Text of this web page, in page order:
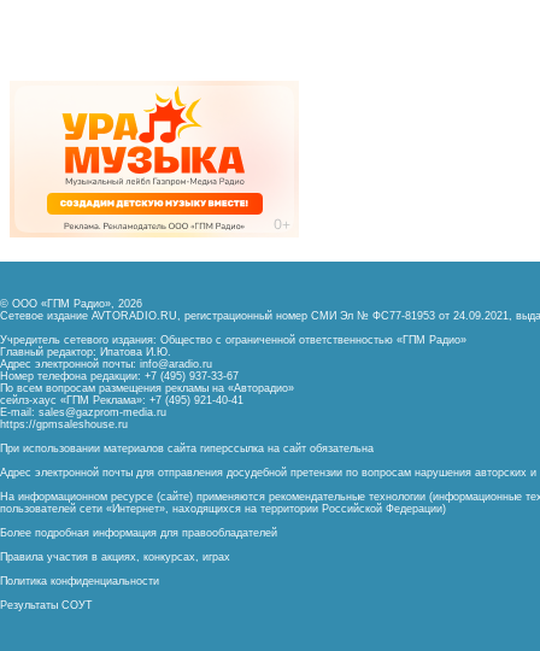
© ООО «ГПМ Радио», 2026
Сетевое издание AVTORADIO.RU, регистрационный номер СМИ Эл № ФС77-81953 от 24.09.2021,
Учредитель сетевого издания: Общество с ограниченной ответственностью «ГПМ Радио»
Главный редактор: Ипатова И.Ю.
Адрес электронной почты: info@aradio.ru
Номер телефона редакции: +7 (495) 937-33-67
По всем вопросам размещения рекламы на «Авторадио»
сейлз-хаус «ГПМ Реклама»: +7 (495) 921-40-41
E-mail: sales@gazprom-media.ru
https://gpmsaleshouse.ru
При использовании материалов сайта гиперссылка на сайт обязательна
Адрес электронной почты для отправления досудебной претензии по вопросам нарушения авторских
На информационном ресурсе (сайте) применяются рекомендательные технологии (информационные
пользователей сети «Интернет», находящихся на территории Российской Федерации)
Более подробная информация для правообладателей
Правила участия в акциях, конкурсах, играх
Политика конфиденциальности
Результаты СОУТ